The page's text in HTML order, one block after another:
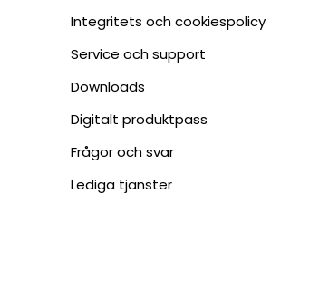
Integritets och cookiespolicy
Service och support
Downloads
Digitalt produktpass
Frågor och svar
Lediga tjänster